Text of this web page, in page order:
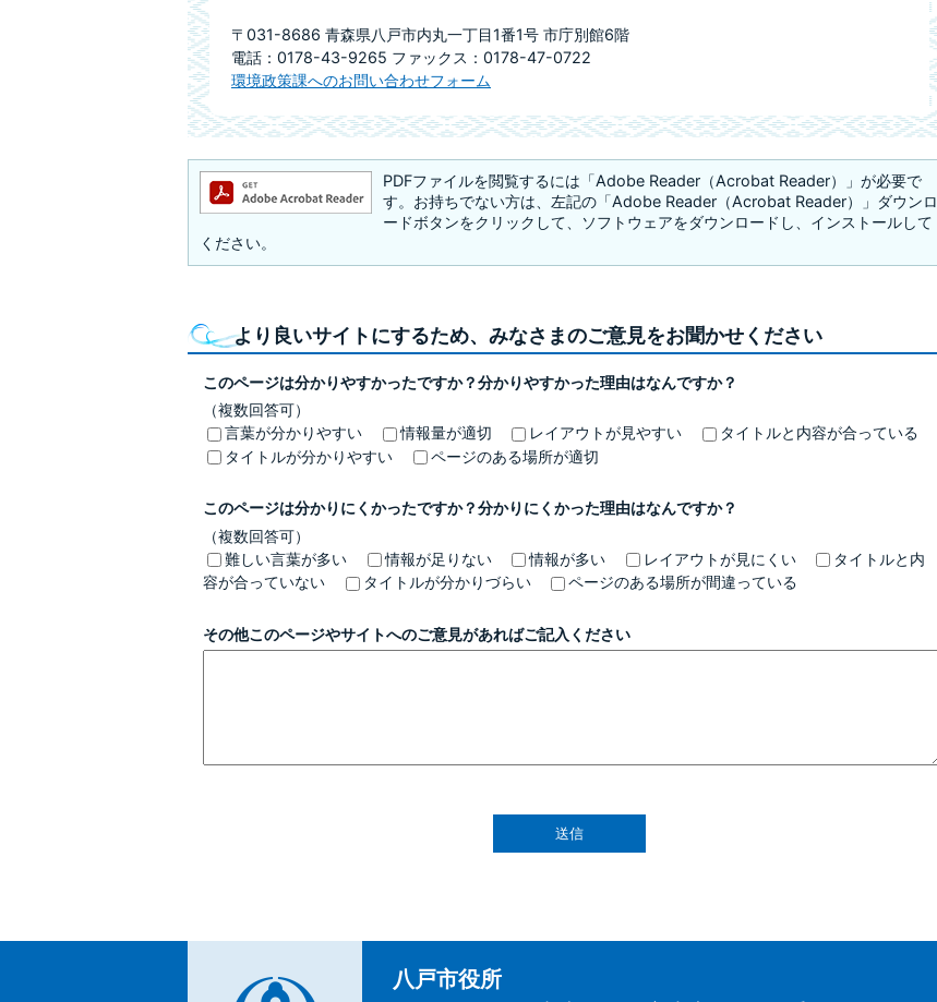
〒031-8686 青森県八戸市内丸一丁目1番1号 市庁別館6階
電話：0178-43-9265 ファックス：0178-47-0722
環境政策課へのお問い合わせフォーム
PDFファイルを閲覧するには「Adobe Reader（Acrobat Reader）」が必要で
す。お持ちでない方は、左記の「Adobe Reader（Acrobat Reader）」ダウンロ
ードボタンをクリックして、ソフトウェアをダウンロードし、インストールして
ください。
より良いサイトにするため、みなさまのご意見をお聞かせください
このページは分かりやすかったですか？分かりやすかった理由はなんですか？
（複数回答可）
言葉が分かりやすい
情報量が適切 レイアウトが見やすい
タイトルと内容が合っている
タイトルが分かりやすい
ページのある場所が適切
このページは分かりにくかったですか？分かりにくかった理由はなんですか？
（複数回答可）
難しい言葉が多い
情報が足りない 情報が多い レイアウトが見にくい
タイトルと内
容が合っていない
タイトルが分かりづらい ページのある場所が間違っている
その他このページやサイトへのご意見があればご記入ください
八戸市役所